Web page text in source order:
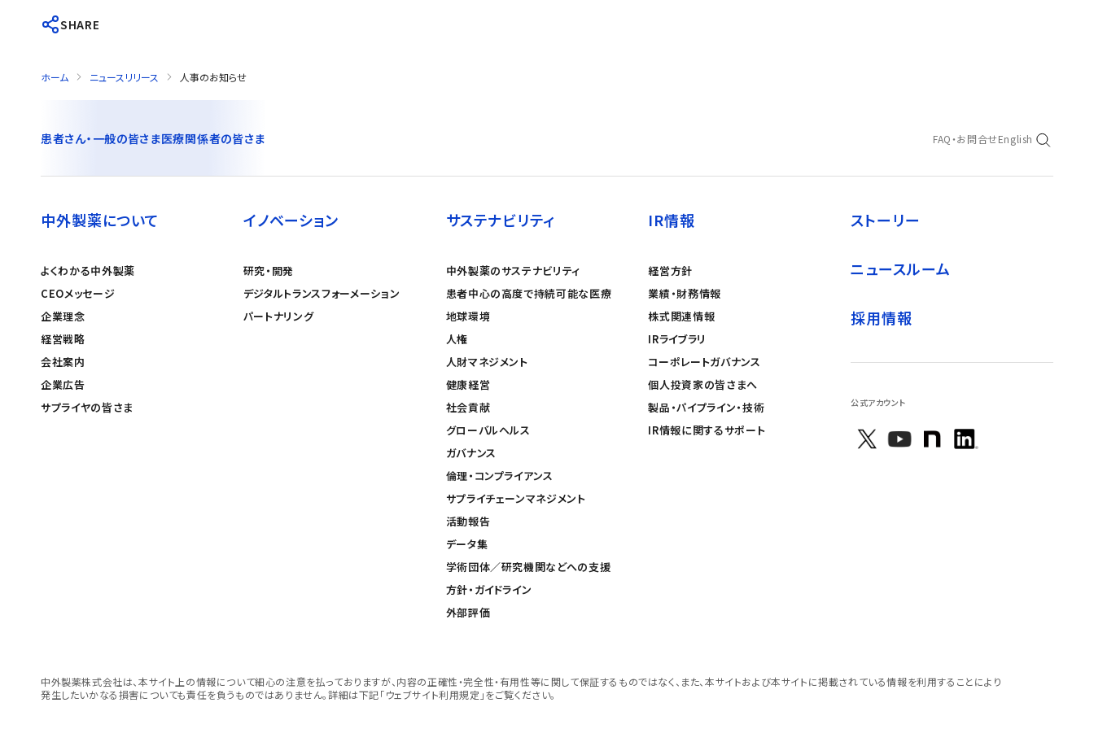
SHARE
ホーム ニュースリリース 人事のお知らせ
患者さん・一般の皆さま医療関係者の皆さま FAQ・お問合せEnglish
中外製薬について
よくわかる中外製薬
CEOメッセージ
企業理念
経営戦略
会社案内
企業広告
サプライヤの皆さま
イノベーション
研究・開発
デジタルトランスフォーメーション
パートナリング
サステナビリティ
中外製薬のサステナビリティ
患者中心の高度で持続可能な医療
地球環境
人権
人財マネジメント
健康経営
社会貢献
グローバルヘルス
ガバナンス
倫理・コンプライアンス
サプライチェーンマネジメント
活動報告
データ集
学術団体／研究機関などへの支援
方針・ガイドライン
外部評価
IR情報
経営方針
業績・財務情報
株式関連情報
IRライブラリ
コーポレートガバナンス
個人投資家の皆さまへ
製品・パイプライン・技術
IR情報に関するサポート
ストーリー
ニュースルーム
採用情報
公式アカウント
中外製薬株式会社は、本サイト上の情報について細心の注意を払っておりますが、内容の正確性・完全性・有用性等に関して保証するものではなく、また、本サイトおよび本サイトに掲載されている情報を利用することにより
発生したいかなる損害についても責任を負うものではありません。詳細は下記「ウェブサイト利用規定」をご覧ください。